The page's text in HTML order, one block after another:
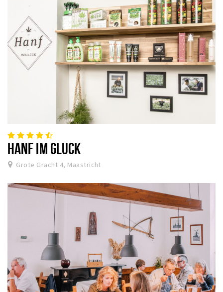
HANF IM GLÜCK
Grote Gracht 4, Maastricht